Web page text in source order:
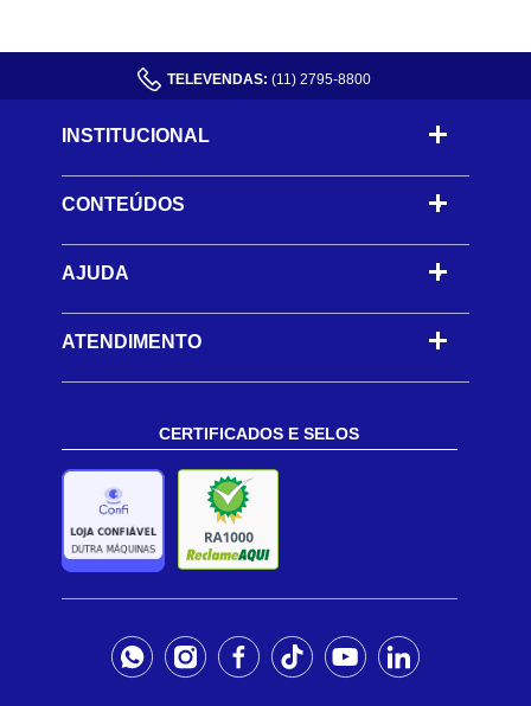
TELEVENDAS: (11) 2795-8800
INSTITUCIONAL
CONTEÚDOS -
AJUDA -
ATENDIMENTO
CERTIFICADOS E SELOS